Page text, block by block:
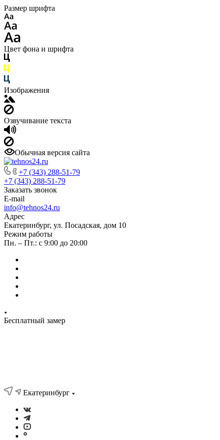
Размер шрифта
Цвет фона и шрифта
Изображения
Озвучивание текста
Обычная версия сайта
+7 (343) 288-51-79
+7 (343) 288-51-79
Заказать звонок
E-mail
info@tehnos24.ru
Адрес
Екатеринбург, ул. Посадская, дом 10
Режим работы
Пн. – Пт.: с 9:00 до 20:00
Бесплатный замер
Екатеринбург